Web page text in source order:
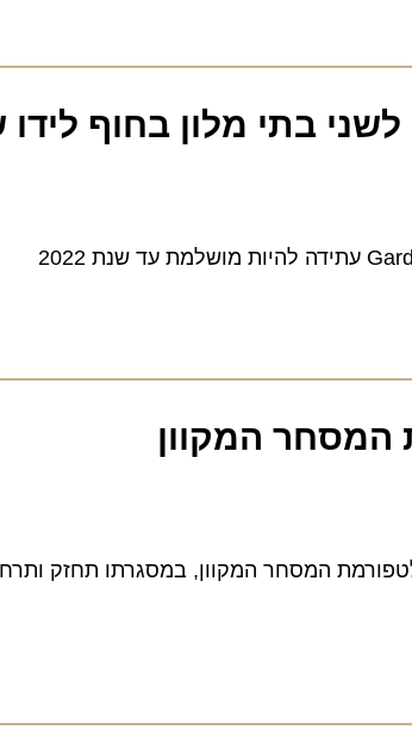
בתי מלון בחוף לידו
המקוון
המסחר המקוון, במסגרתו תחזק ותרחיב